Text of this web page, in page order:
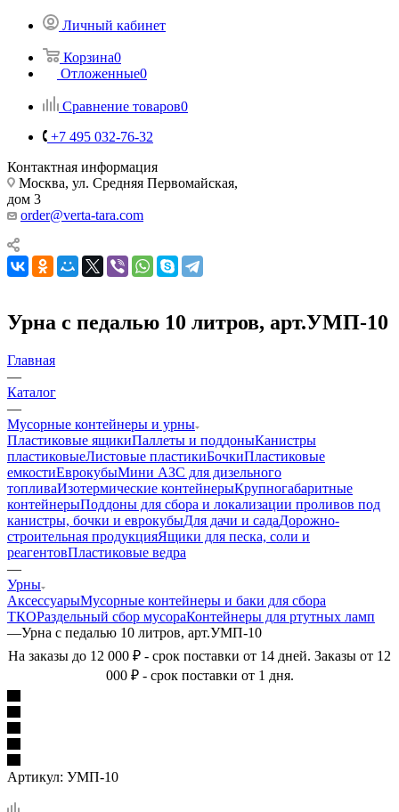
Личный кабинет
Корзина0
Отложенные0
Сравнение товаров0
+7 495 032-76-32
Контактная информация
Москва, ул. Средняя Первомайская,
дом 3
order@verta-tara.com
Урна с педалью 10 литров, арт.УМП-10
Главная
—
Каталог
—
Мусорные контейнеры и урны
Пластиковые ящикиПаллеты и поддоныКанистры
пластиковыеЛистовые пластикиБочкиПластиковые
емкостиЕврокубыМини АЗС для дизельного
топливаИзотермические контейнерыКрупногабаритные
контейнерыПоддоны для сбора и локализации проливов под
канистры, бочки и еврокубыДля дачи и садаДорожно-
строительная продукцияЯщики для песка, соли и
реагентовПластиковые ведра
—
Урны
АксессуарыМусорные контейнеры и баки для сбора
ТКОРаздельный сбор мусораКонтейнеры для ртутных ламп
—Урна с педалью 10 литров, арт.УМП-10
На заказы до 12 000 ₽ - срок поставки от 14 дней. Заказы от 12
000 ₽ - срок поставки от 1 дня.
Артикул: УМП-10